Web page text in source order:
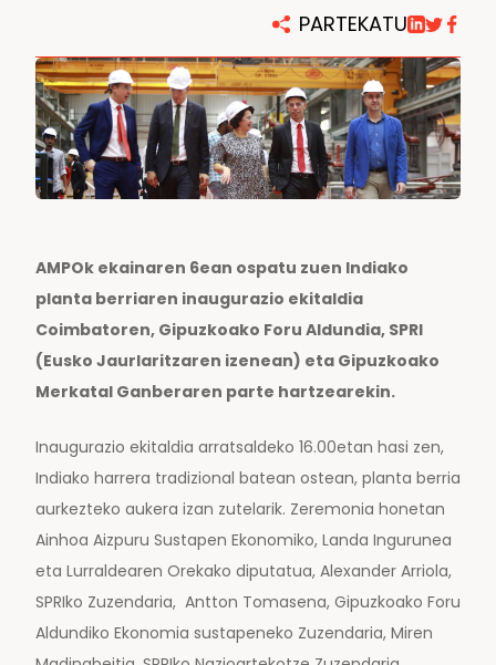
PARTEKATU
AMPOk ekainaren 6ean ospatu zuen Indiako
planta berriaren inaugurazio ekitaldia
Coimbatoren, Gipuzkoako Foru Aldundia, SPRI
(Eusko Jaurlaritzaren izenean) eta Gipuzkoako
Merkatal Ganberaren parte hartzearekin.
Inaugurazio ekitaldia arratsaldeko 16.00etan hasi zen,
Indiako harrera tradizional batean ostean, planta berria
aurkezteko aukera izan zutelarik. Zeremonia honetan
Ainhoa Aizpuru Sustapen Ekonomiko, Landa Ingurunea
eta Lurraldearen Orekako diputatua, Alexander Arriola,
SPRIko Zuzendaria, Antton Tomasena, Gipuzkoako Foru
Aldundiko Ekonomia sustapeneko Zuzendaria, Miren